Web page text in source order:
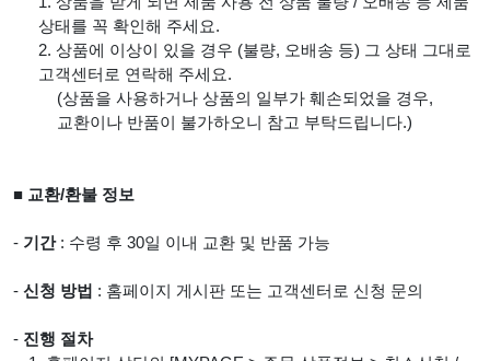
상태를 꼭 확인해 주세요.
2. 상품에 이상이 있을 경우 (불량, 오배송 등) 그 상태 그대로
고객센터로 연락해 주세요.
(상품을 사용하거나 상품의 일부가 훼손되었을 경우,
교환이나 반품이 불가하오니 참고 부탁드립니다.)
■ 교환/환불 정보
- 기간: 수령 후 30일 이내 교환 및 반품 가능
- 신청 방법 : 홈페이지 게시판 또는 고객센터로 신청 문의
- 진행 절차